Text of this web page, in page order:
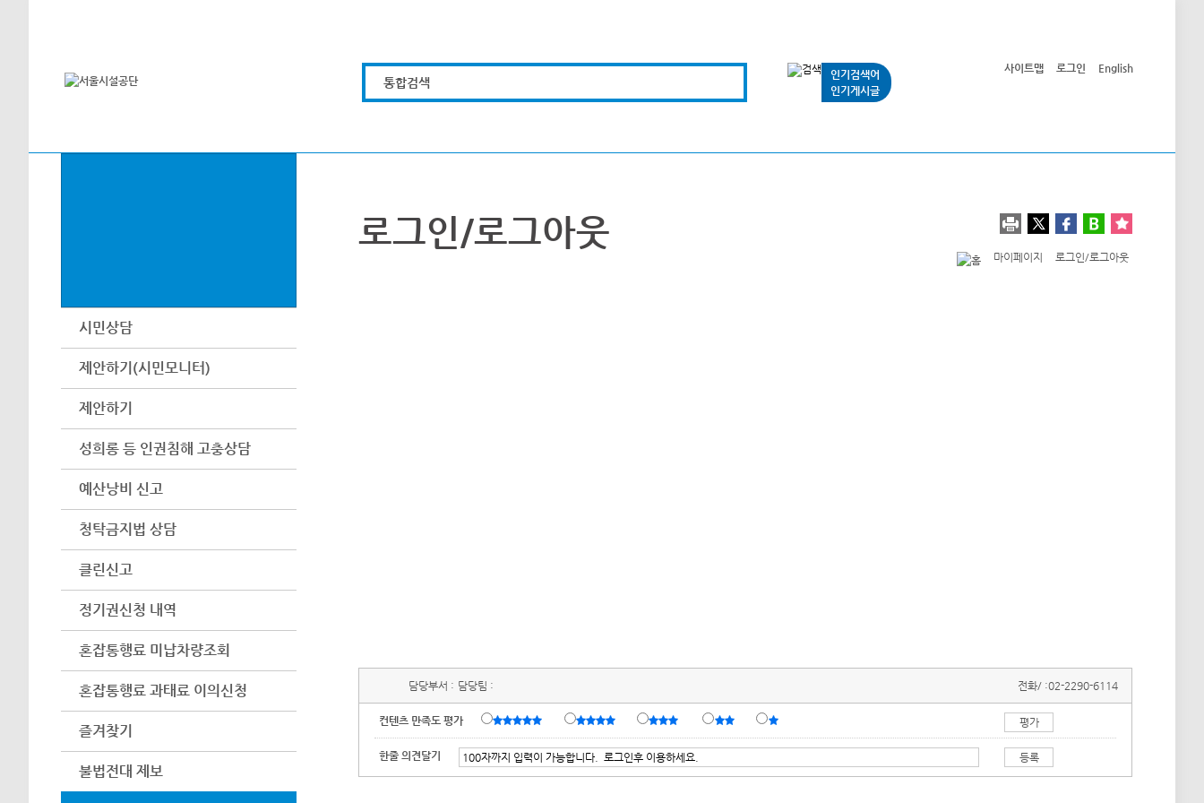
통합검색
인기검색어
인기게시글
사이트맵 로그인 English
시민상담
제안하기(시민모니터)
제안하기
성희롱 등 인권침해 고충상담
예산낭비 신고
청탁금지법 상담
클린신고
정기권신청 내역
혼잡통행료 미납차량조회
혼잡통행료 과태료 이의신청
즐겨찾기
불법전대 제보
로그인/로그아웃
마이페이지 로그인/로그아웃
담당부서 : 담당팀 : 전화/ :02-2290-6114
컨텐츠 만족도 평가
한줄 의견달기